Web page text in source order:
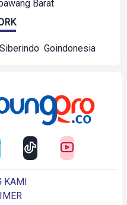
Barat
Siberindo Goindonesia
KAMI